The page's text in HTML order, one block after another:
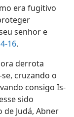
era fugitivo
senhor e
16.
derrota
cruzando o
consigo Is-
sido
Judá, Abner